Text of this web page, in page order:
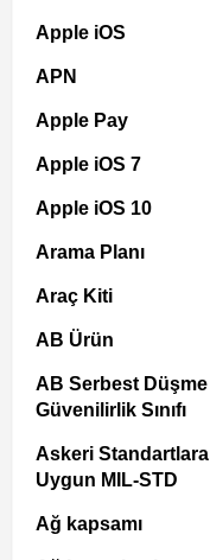
Apple iOS
APN
Apple Pay
Apple iOS 7
Apple iOS 10
Arama Planı
Araç Kiti
AB Ürün
AB Serbest Düşme
Güvenilirlik Sınıfı
Askeri Standartlara
Uygun MIL-STD
Ağ kapsamı